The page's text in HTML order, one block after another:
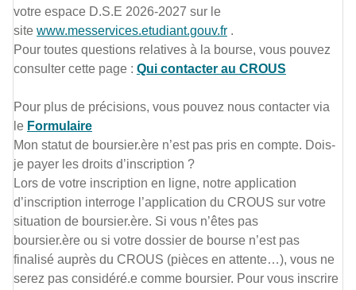
votre espace D.S.E 2026-2027 sur le
site www.messervices.etudiant.gouv.fr .
Pour toutes questions relatives à la bourse, vous pouvez
consulter cette page : Qui contacter au CROUS
Pour plus de précisions, vous pouvez nous contacter via
le Formulaire
Mon statut de boursier.ère n’est pas pris en compte. Dois-
je payer les droits d’inscription ?
Lors de votre inscription en ligne, notre application
d’inscription interroge l’application du CROUS sur votre
situation de boursier.ère. Si vous n’êtes pas
boursier.ère ou si votre dossier de bourse n’est pas
finalisé auprès du CROUS (pièces en attente…), vous ne
serez pas considéré.e comme boursier. Pour vous inscrire